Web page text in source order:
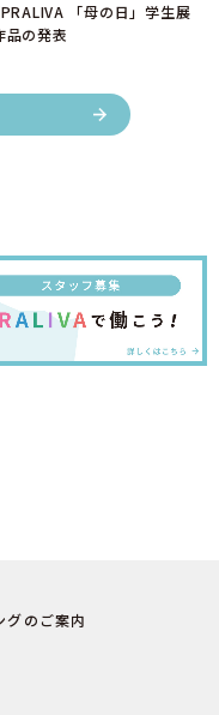
「母の日」学生展
品の発表
グのご案内